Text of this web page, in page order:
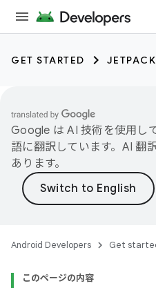
GET STARTED JETPACK
Google は AI 技術を使用し
語に翻訳しています。AI 翻
あります。
Android Developers Get
このページの内容